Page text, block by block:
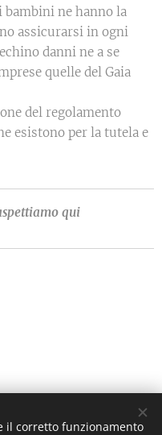
bambini ne hanno la
assicurarsi in ogni
danni ne a se
quelle del Gaia
del regolamento
esistono per la tutela e
qui
il corretto funzionamento